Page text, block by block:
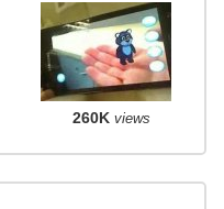
260K views